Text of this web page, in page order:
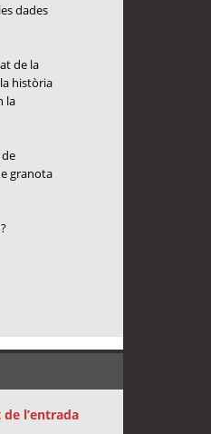
dades
de la
història
la
granota
l’entrada